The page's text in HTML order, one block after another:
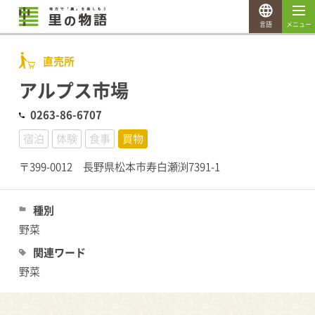
直売所
アルプス市場
0263-86-6707
宿泊
体験 食事
買物
〒399-0012 長野県松本市寿白瀬渕7391-1
種別
野菜
関連ワード
野菜
メニュー
言語